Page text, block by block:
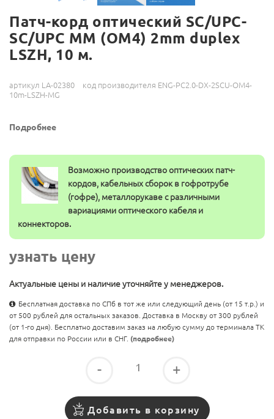
Патч-корд оптический SC/UPC-
SC/UPC MM (OM4) 2mm duplex
LSZH, 10 м.
артикул LA-02380
код производителя ENG-PC2.0-DX-2SCU-OM4-
10m-LSZH-MG
Подробнее
Возможно производство оптических патч-
кордов, кабельных сборок в гофротрубе
(гофре), металлорукаве с различными
вариациями оптического кабеля и
коннекторов.
узнать цену
Актуальные цены и наличие уточняйте у менеджеров.
Бесплатная доставка по СПб в тот же или следующий день (от 15 т.р.) и
от 500 рублей для остальных заказов. Доставка в Москву от 300 рублей
(от 1-го дня). Бесплатно доставим заказ на любую сумму до терминала ТК
для отправки по России или в СНГ. (подробнее)
- +
Добавить в корзину